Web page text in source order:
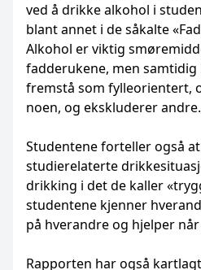
ved å drikke alkohol i
blant annet i de såkalte
Alkohol er viktig
fadderukene, men
fremstå som fylleorientert,
noen, og ekskluderer andre.
Studentene forteller også
studierelaterte
drikking i det de kaller
studentene kjenner
på hverandre og hjelper
Rapporten har også